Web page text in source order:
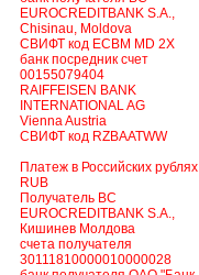
EUROCREDITBANK S.A.,
Chisinau, Moldova
СВИФТ код ECBM MD 2X
банк посредник счет
00155079404
RAIFFEISEN BANK
INTERNATIONAL AG
Vienna Austria
СВИФТ код RZBAATWW
Платеж в Российских рублях
RUB
Получатель BC
EUROCREDITBANK S.A.,
Кишинев Молдова
счета получателя
30111810000010000028